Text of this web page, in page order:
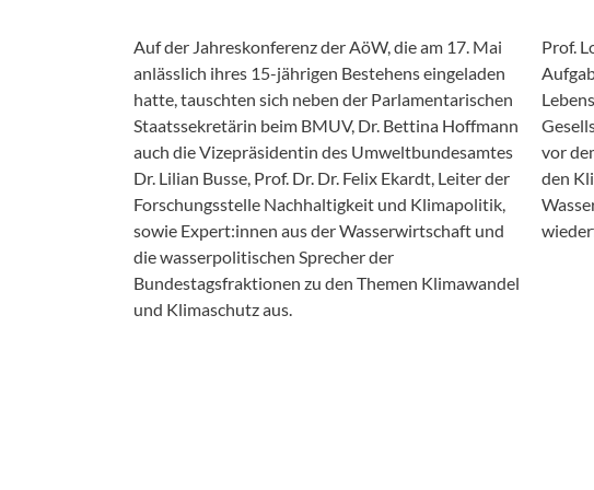
Menschenrecht auf Wasser
Aktuelle Beiträge zum Thema
Daseinsvorsorge
Auf der Jahreskonferenz der AöW, die am 17. Mai
anlässlich ihres 15-jährigen Bestehens eingeladen
hatte, tauschten sich neben der Parlamentarischen
Staatssekretärin beim BMUV, Dr. Bettina Hoffmann
auch die Vizepräsidentin des Umweltbundesamtes
Dr. Lilian Busse, Prof. Dr. Dr. Felix Ekardt, Leiter der
Forschungsstelle Nachhaltigkeit und Klimapolitik,
sowie Expert:innen aus der Wasserwirtschaft und
die wasserpolitischen Sprecher der
Bundestagsfraktionen zu den Themen Klimawandel
und Klimaschutz aus.
Prof.
vor
den